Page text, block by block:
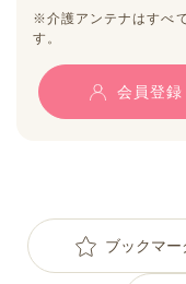
※介護アンテナはすべ
す。
会員登録
ブックマー